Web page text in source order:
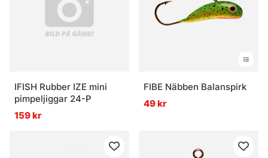
IFISH Rubber IZE mini
pimpeljiggar 24-P
159 kr
FIBE Näbben Balanspirk
49 kr